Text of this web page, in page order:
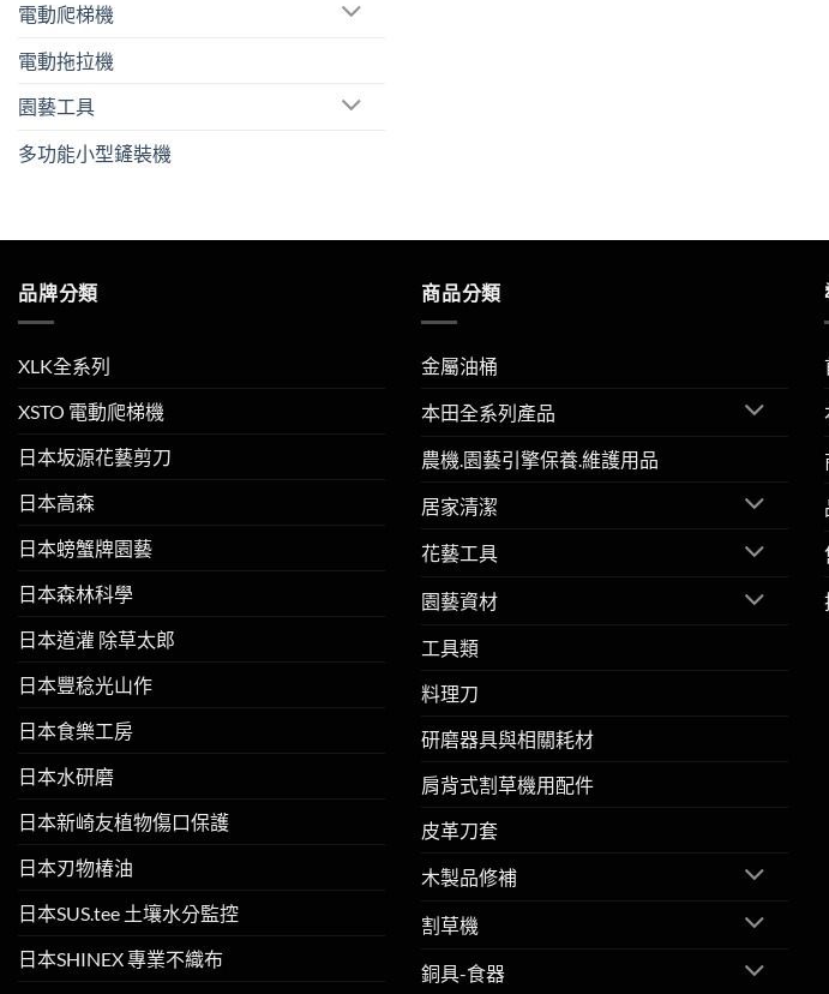
電動爬梯機
電動拖拉機
園藝工具
多功能小型鏟裝機
品牌分類
XLK全系列
XSTO 電動爬梯機
日本坂源花藝剪刀
日本高森
日本螃蟹牌園藝
日本森林科學
日本道灌 除草太郎
日本豐稔光山作
日本食樂工房
日本水研磨
日本新崎友植物傷口保護
日本刃物椿油
日本SUS.tee 土壤水分監控
日本SHINEX 專業不織布
商品分類
金屬油桶
本田全系列產品
農機.園藝引擎保養.維護用品
居家清潔
花藝工具
園藝資材
工具類
料理刀
研磨器具與相關耗材
肩背式割草機用配件
皮革刀套
木製品修補
割草機
銅具-食器